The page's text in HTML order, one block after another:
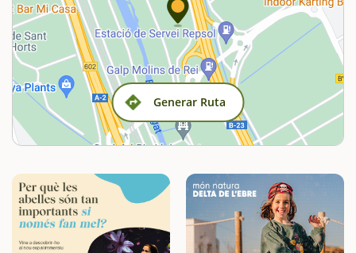
Generar Ruta